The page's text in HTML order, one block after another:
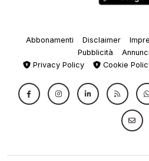
Abbonamenti Disclaimer
Pubblicità
Privacy Policy
Cookie